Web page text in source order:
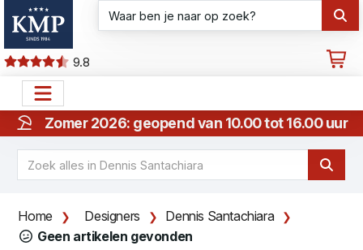
9.8
Zomer 2026: geopend van 10.00 tot 16.00 uur
Home Designers
Dennis Santachiara
Geen artikelen gevonden